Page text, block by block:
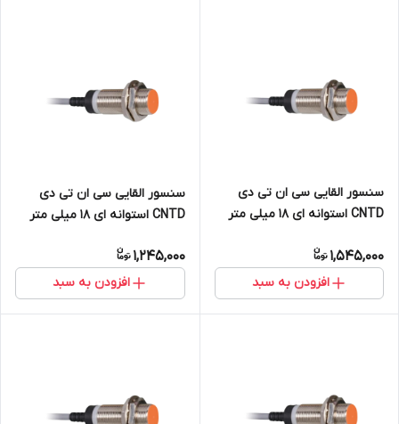
سنسور القایی سی ان تی دی
CNTD استوانه ای 18 میلی متر
مدل CJY18E-08PC
1,545,000
افزودن به سبد
سنسور القایی سی ان تی دی
CNTD استوانه ای 18 میلی متر
مدل CJY18E-05KA
1,245,000
افزودن به سبد